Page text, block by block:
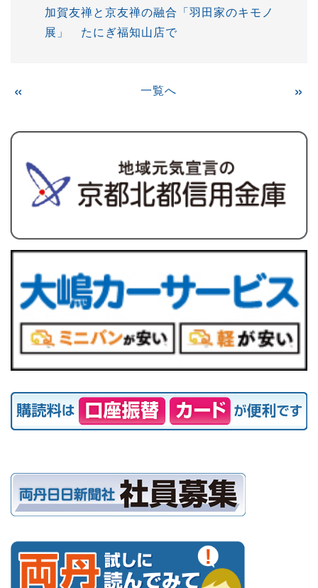
加賀友禅と京友禅の融合「羽田家のキモノ
展」 たにぎ福知山店で
« 一覧へ